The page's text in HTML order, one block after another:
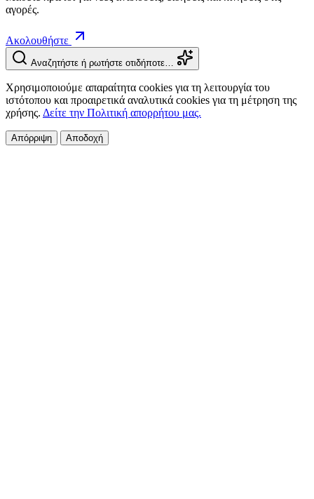
αγορές.
Ακολουθήστε
Αναζητήστε ή ρωτήστε οτιδήποτε…
Χρησιμοποιούμε απαραίτητα cookies για τη λειτουργία του
ιστότοπου και προαιρετικά αναλυτικά cookies για τη μέτρηση της
χρήσης. Δείτε την Πολιτική απορρήτου μας.
Απόρριψη Αποδοχή